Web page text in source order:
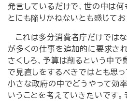
発言しているだけで、世の中は何
とにも陥りかねないとも感じてお
これは多分消費者庁だけでは
が多くの仕事を追加的に要求され
さくしろ、予算は削るという中で
で見直しをするべきではとも思っ
小さな政府の中でどうやって効
いうことを考えていきたいです